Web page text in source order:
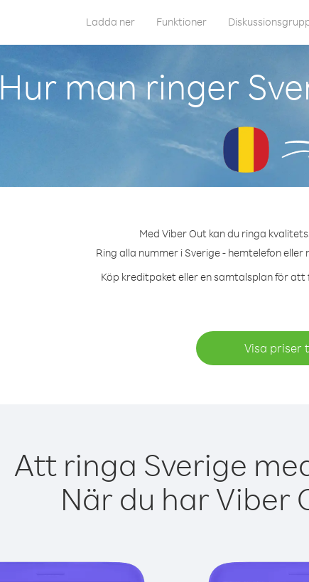
Ladda ner Funktioner
Hur man ringer
Med Viber Out kan du ringa
Ring alla nummer i Sverige - hemtelefon
Köp kreditpaket eller en samtalsplan för
Visa priser
Att ringa Sverige
När du har Viber